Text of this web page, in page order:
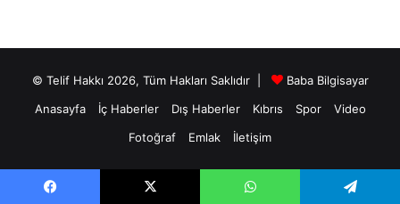
© Telif Hakkı 2026, Tüm Hakları Saklıdır |
Baba Bilgisayar
Anasayfa
İç Haberler Dış Haberler Kıbrıs Spor
Video
Fotoğraf
Emlak İletişim